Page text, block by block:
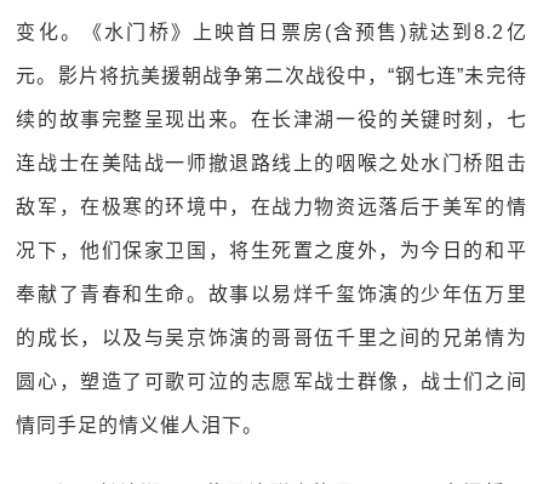
变化。《水门桥》上映首日票房(含预售)就达到8.2亿
元。影片将抗美援朝战争第二次战役中，“钢七连”未完待
续的故事完整呈现出来。在长津湖一役的关键时刻，七
连战士在美陆战一师撤退路线上的咽喉之处水门桥阻击
敌军，在极寒的环境中，在战力物资远落后于美军的情
况下，他们保家卫国，将生死置之度外，为今日的和平
奉献了青春和生命。故事以易烊千玺饰演的少年伍万里
的成长，以及与吴京饰演的哥哥伍千里之间的兄弟情为
圆心，塑造了可歌可泣的志愿军战士群像，战士们之间
情同手足的情义催人泪下。